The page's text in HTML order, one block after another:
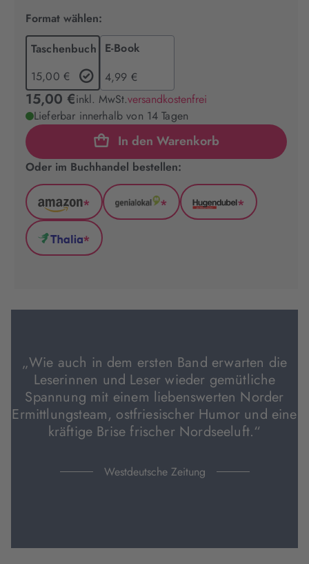
Format wählen:
Taschenbuch
15,00 €
E-Book
4,99 €
15,00 €inkl. MwSt.versandkostenfrei
Lieferbar innerhalb von 14 Tagen
In den Warenkorb
Oder im Buchhandel bestellen:
Amazon
(wird
in
neuem
*
GenialLokal
*
Hugendubel
*
Thalia
Tab
*
„Wie auch in dem ersten Band erwarten die
Leserinnen und Leser wieder gemütliche
Spannung mit einem liebenswerten Norder
Ermittlungsteam, ostfriesischer Humor und eine
kräftige Brise frischer Nordseeluft.“
Westdeutsche Zeitung